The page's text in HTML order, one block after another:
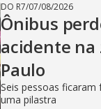
DO R7/07/08/2026
Ônibus
acidente na
Paulo
Seis pessoas
uma pilastra